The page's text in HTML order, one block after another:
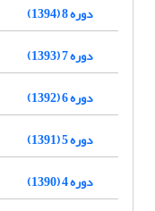
دوره 8 (1394)
دوره 7 (1393)
دوره 6 (1392)
دوره 5 (1391)
دوره 4 (1390)